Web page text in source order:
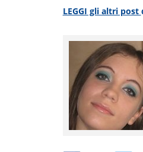
LEGGI gli altri post